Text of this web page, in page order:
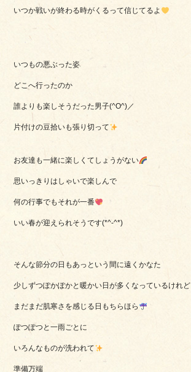
いつか戦いが終わる時がくるって信じてるよ
いつもの悪ぶった姿
どこへ行ったのか
誰よりも楽しそうだった男子(^O^)／
片付けの豆拾いも張り切って
お友達も一緒に楽しくてしょうがない
思いっきりはしゃいで楽しんで
何の行事でもそれが一番
いい春が迎えられそうです(*^-^*)
そんな節分の日もあっという間に遠くかなた
少しずつぽかぽかと暖かい日が多くなっているけれど
まだまだ肌寒さを感じる日もちらほら
ぽつぽつと一雨ごとに
いろんなものが洗われて
準備万端